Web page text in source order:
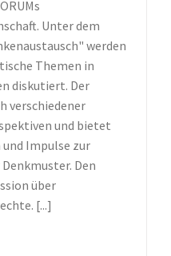
Unter dem
werden
Themen in
diskutiert. Der
verschiedener
und bietet
Impulse zur
Den
über
[...]